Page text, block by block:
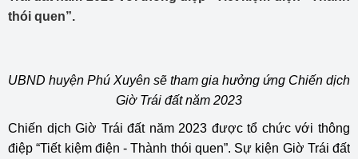
thói quen”.
UBND huyện Phú Xuyên sẽ tham gia hưởng ứng Chiến dịch
Giờ Trái đất năm 2023
Chiến dịch Giờ Trái đất năm 2023 được tổ chức với thông
điệp “Tiết kiệm điện - Thành thói quen”. Sự kiện Giờ Trái đất